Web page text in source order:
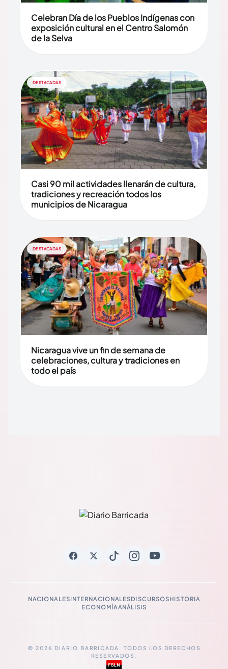
Celebran Día de los Pueblos Indígenas con
exposición cultural en el Centro Salomón
de la Selva
DESTACADAS
Casi 90 mil actividades llenarán de cultura,
tradiciones y recreación todos los
municipios de Nicaragua
DESTACADAS
Nicaragua vive un fin de semana de
celebraciones, cultura y tradiciones en
todo el país
NACIONALESINTERNACIONALESDISCURSOSHISTORIA
ECONOMÍAANÁLISIS
© 2026 DIARIO BARRICADA. TODOS LOS DERECHOS
RESERVADOS.